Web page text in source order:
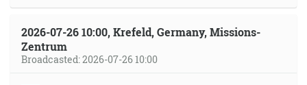
2026-07-26 10:00, Krefeld, Germany, Missions-
Zentrum
Broadcasted: 2026-07-26 10:00